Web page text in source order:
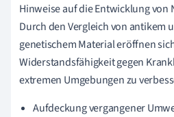
Hinweise auf die Entwicklung von
Durch den Vergleich von antikem
genetischem Material eröffnen
Widerstandsfähigkeit gegen
extremen Umgebungen zu
Aufdeckung vergangener